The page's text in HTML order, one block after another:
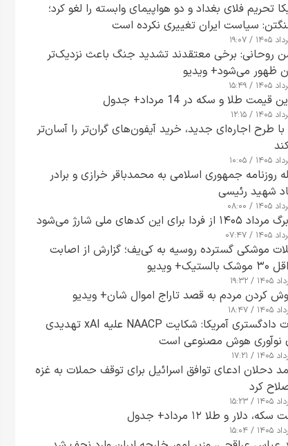
تحریم فلای بغداد و دو هواپیمای وابسته را لغو کرد؛
سیاست ایران تغییری نکرده است
روحانی: برخی معتقدند تشدید جنگ باعث نزدیک‌تر
ظهور می‌شود+ ویدیو
قیمت طلا و سکه در 14 مرداد+ جدول
با طرح اجاره‌ای جدید، خرید آیفون‌های گران‌تر را آسان‌تر
روزنامه جمهوری اسلامی به محمدباقر خرازی و برادر
شهید رئیسی
از فردا برای این کدهای ملی شارژ می‌شود
موشکی گسترده روسیه به کی‌یف؛ گزارش از اصابت
ویدیو
کردن مردم به قصد تاراج اموال شان+ ویدیو
وزارت دادگستری آمریکا: شکایت NAACP علیه xAI تهدیدی
نوآوری هوش مصنوعی است
دحلان ادعای توافق اسرائیل برای توقف حملات به غزه
کرد
دلار و طلا ۱۲ مرداد+ جدول